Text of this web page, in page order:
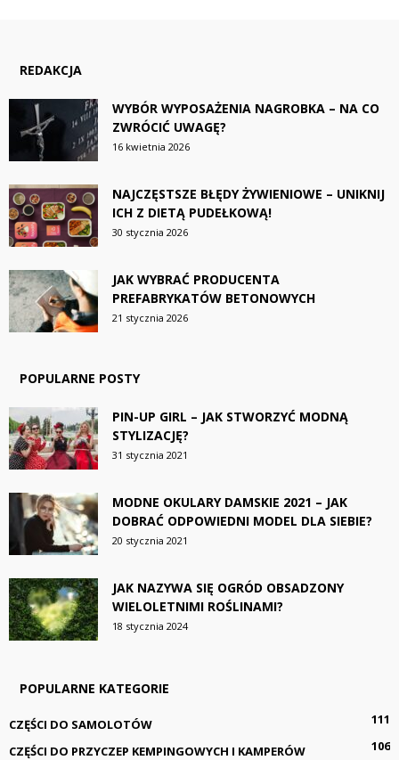
REDAKCJA
WYBÓR WYPOSAŻENIA NAGROBKA – NA CO
ZWRÓCIĆ UWAGĘ?
16 kwietnia 2026
NAJCZĘSTSZE BŁĘDY ŻYWIENIOWE – UNIKNIJ
ICH Z DIETĄ PUDEŁKOWĄ!
30 stycznia 2026
JAK WYBRAĆ PRODUCENTA
PREFABRYKATÓW BETONOWYCH
21 stycznia 2026
POPULARNE POSTY
PIN-UP GIRL – JAK STWORZYĆ MODNĄ
STYLIZACJĘ?
31 stycznia 2021
MODNE OKULARY DAMSKIE 2021 – JAK
DOBRAĆ ODPOWIEDNI MODEL DLA SIEBIE?
20 stycznia 2021
JAK NAZYWA SIĘ OGRÓD OBSADZONY
WIELOLETNIMI ROŚLINAMI?
18 stycznia 2024
POPULARNE KATEGORIE
CZĘŚCI DO SAMOLOTÓW
111
CZĘŚCI DO PRZYCZEP KEMPINGOWYCH I KAMPERÓW
106